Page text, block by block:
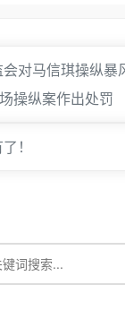
会对马信琪操纵暴
操纵案作出处罚
！